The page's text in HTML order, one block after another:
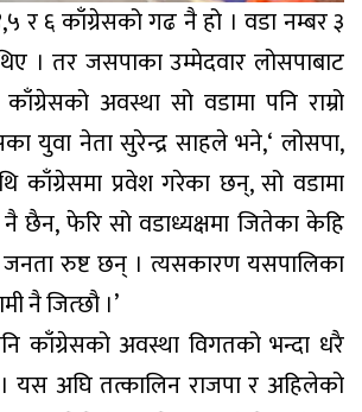
र ६ काँग्रेसको गढ नै हो । वडा नम्बर ३
। तर जसपाका उम्मेदवार लोसपाबाट
अवस्था सो वडामा पनि राम्रो
युवा नेता सुरेन्द्र साहले भने,‘ लोसपा,
काँग्रेसमा प्रवेश गरेका छन्, सो वडामा
छैन, फेरि सो वडाध्यक्षमा जितेका केहि
रुष्ट छन् । त्यसकारण यसपालिका
नै जित्छौ ।’
काँग्रेसको अवस्था विगतको भन्दा धरै
। यस अघि तत्कालिन राजपा र अहिलेको